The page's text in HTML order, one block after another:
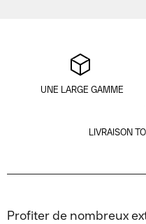
UNE LARGE GAMME
LIVRAISON
Profiter de nombreux